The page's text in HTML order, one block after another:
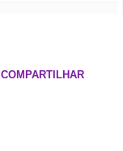
COMPARTILHAR